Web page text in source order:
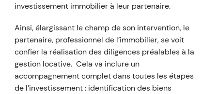
investissement immobilier à leur partenaire.
Ainsi, élargissant le champ de son intervention, le
partenaire, professionnel de l’immobilier, se voit
confier la réalisation des diligences préalables à la
gestion locative. Cela va inclure un
accompagnement complet dans toutes les étapes
de l’investissement : identification des biens